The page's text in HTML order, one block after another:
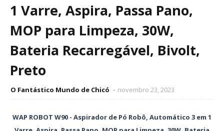
1 Varre, Aspira, Passa Pano,
MOP para Limpeza, 30W,
Bateria Recarregável, Bivolt,
Preto
O Fantástico Mundo de Chicó novembro 23, 2023
WAP ROBOT W90 - Aspirador de Pó Robô, Automático 3 em 1